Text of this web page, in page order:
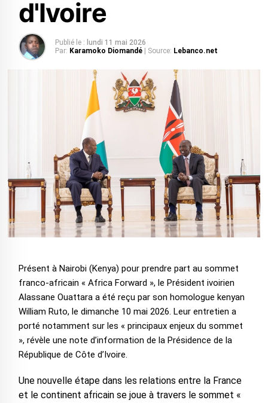
d'Ivoire
Publié le : lundi 11 mai 2026
Par: Karamoko Diomandé | Source: Lebanco.net
Présent à Nairobi (Kenya) pour prendre part au sommet
franco-africain « Africa Forward », le Président ivoirien
Alassane Ouattara a été reçu par son homologue kenyan
William Ruto, le dimanche 10 mai 2026. Leur entretien a
porté notamment sur les « principaux enjeux du sommet
», révèle une note d’information de la Présidence de la
République de Côte d’Ivoire.
Une nouvelle étape dans les relations entre la France
et le continent africain se joue à travers le sommet «